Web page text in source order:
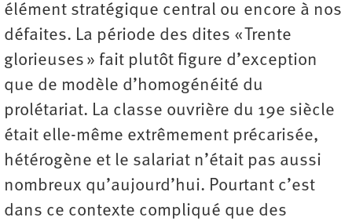
élément stratégique central ou encore à nos
défaites. La période des dites « Trente
glorieuses » fait plutôt figure d’exception
que de modèle d’homogénéité du
prolétariat. La classe ouvrière du 19e siècle
était elle-même extrêmement précarisée,
hétérogène et le salariat n’était pas aussi
nombreux qu’aujourd’hui. Pourtant c’est
dans ce contexte compliqué que des